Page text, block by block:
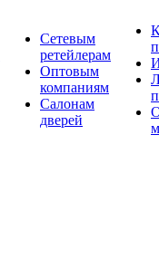
Сетевым
ретейлерам
Оптовым
компаниям
Салонам
дверей